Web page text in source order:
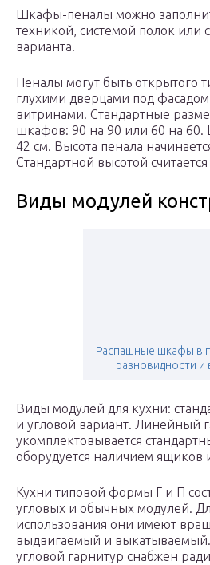
Шкафы-пеналы можно
техникой, системой полок или
варианта.
Пеналы могут быть открытого
глухими дверцами под
витринами. Стандартные
шкафов: 90 на 90 или 60 на
42 см. Высота пенала
Стандартной высотой
Виды модулей
Распашные шкафы в
разновидности
Виды модулей для кухни:
и угловой вариант. Линейный
укомплектовывается
оборудуется наличием ящиков
Кухни типовой формы Г и П
угловых и обычных модулей.
использования они имеют
выдвигаемый и
угловой гарнитур снабжен